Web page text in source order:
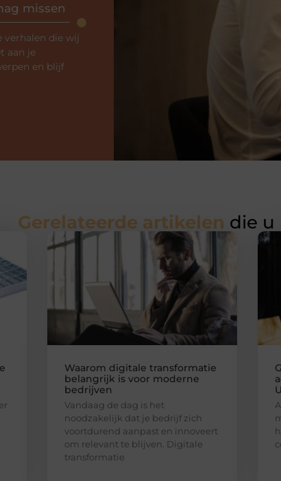
missen
verhalen die wij
aan je
en blijf
Gerelateerde artikelen die u
Waarom digitale transformatie
belangrijk is voor moderne
bedrijven
Vandaag de dag is het
noodzakelijk dat je bedrijf zich
voortdurend aanpast en innoveert
om relevant te blijven. Digitale
transformatie